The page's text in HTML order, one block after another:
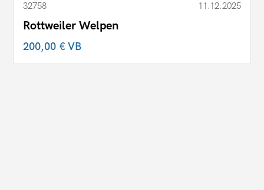
32758 11.12.2025
Rottweiler Welpen
200,00 €VB